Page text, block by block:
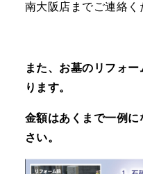
南大阪店までご連絡く
また、お墓のリフォ
ります。
金額はあくまで一例
さい。